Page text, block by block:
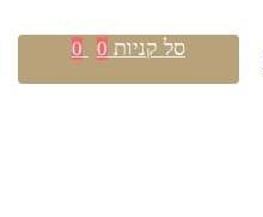
סל קניות 0
0